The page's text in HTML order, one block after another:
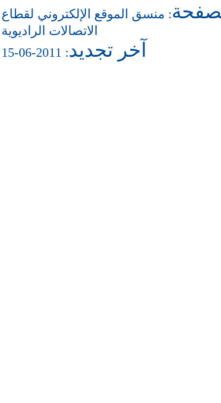
: منسق الموقع الإلكتروني لقطاع
الاتصالات الراديوية
آخر تجديد: 2011-06-15